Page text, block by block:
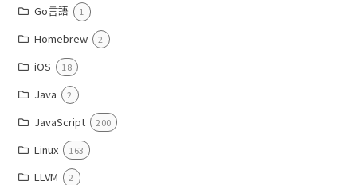
Go言語 1
Homebrew 2
iOS 18
Java 2
JavaScript 200
Linux 163
LLVM 2